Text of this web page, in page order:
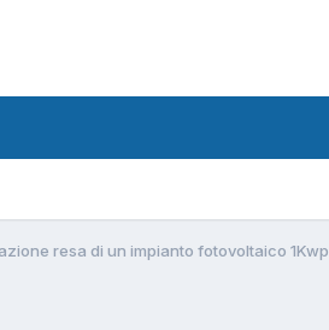
resa di un impianto fotovoltaico 1Kwp